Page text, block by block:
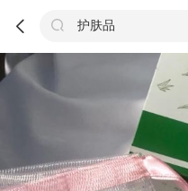
  护肤品
评价